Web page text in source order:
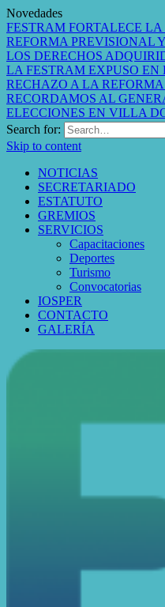
Novedades
FESTRAM FORTALECE
REFORMA PREVISIONAL
LOS DERECHOS
LA FESTRAM EXPUSO EN
RECHAZO A LA
RECORDAMOS AL
ELECCIONES EN VILLA
Search for:
Skip to content
NOTICIAS
SECRETARIADO
ESTATUTO
GREMIOS
SERVICIOS
Capacitaciones
Deportes
Turismo
Convocatorias
IOSPER
CONTACTO
GALERÍA